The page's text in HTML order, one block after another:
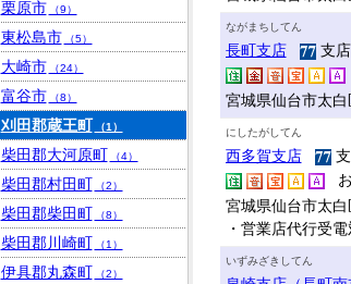
ながまちしてん
長町支店
支店
宮城県仙台市太
にしたがしてん
西多賀支店
支
宮城県仙台市太
・営業店代行受
いずみざきしてん
栗原市 （9）
東松島市 （5）
大崎市 （24）
富谷市 （8）
刈田郡蔵王町 （1）
柴田郡大河原町 （4）
柴田郡村田町 （2）
柴田郡柴田町 （8）
柴田郡川崎町 （1）
伊具郡丸森町 （2）